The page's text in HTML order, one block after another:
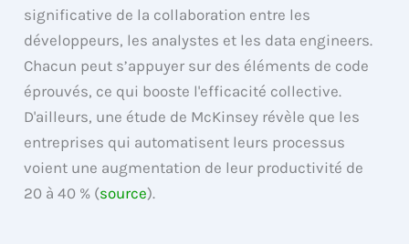
significative de la collaboration entre les
développeurs, les analystes et les data engineers.
Chacun peut s’appuyer sur des éléments de code
éprouvés, ce qui booste l'efficacité collective.
D'ailleurs, une étude de McKinsey révèle que les
entreprises qui automatisent leurs processus
voient une augmentation de leur productivité de
20 à 40 % (source).